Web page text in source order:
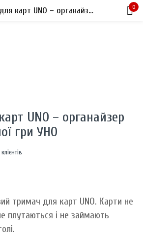
Тримач для карт UNO – органайзер для настільної гри УНО 0
UNO – органайзер
гри УНО
тримач для карт UNO. Карти не
плутаються і не займають
Lost password?